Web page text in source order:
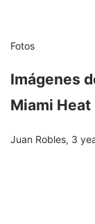
Fotos
Imágenes
Miami
Juan Robles, 3